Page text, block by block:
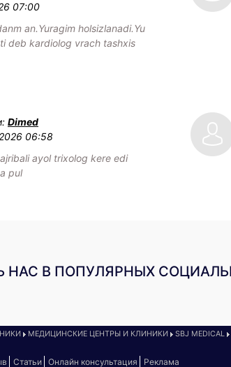
07:00
an.Yuragim holsizlanadi.Yu
deb kardiolog vrach tashxis
Dimed
06:58
ayol trixolog kere edi
pul
НАС В ПОПУЛЯРНЫХ
МЕДИЦИНСКИЕ ЦЕНТРЫ И КЛИНИКИ SBJ MEDICAL
Статьи Онлайн консультация Реклама